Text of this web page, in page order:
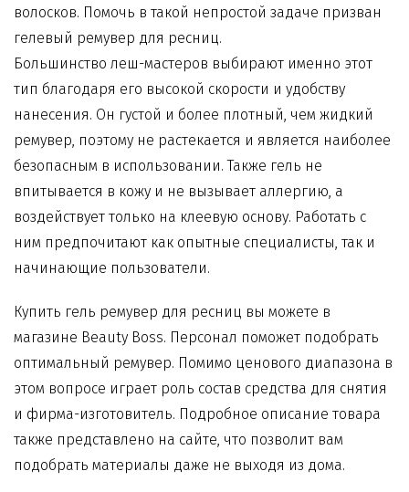
волосков. Помочь в такой непростой задаче призван
гелевый ремувер для ресниц.
Большинство леш-мастеров выбирают именно этот
тип благодаря его высокой скорости и удобству
нанесения. Он густой и более плотный, чем жидкий
ремувер, поэтому не растекается и является наиболее
безопасным в использовании. Также гель не
впитывается в кожу и не вызывает аллергию, а
воздействует только на клеевую основу. Работать с
ним предпочитают как опытные специалисты, так и
начинающие пользователи.
Купить гель ремувер для ресниц вы можете в
магазине Beauty Boss. Персонал поможет подобрать
оптимальный ремувер. Помимо ценового диапазона в
этом вопросе играет роль состав средства для снятия
и фирма-изготовитель. Подробное описание товара
также представлено на сайте, что позволит вам
подобрать материалы даже не выходя из дома.